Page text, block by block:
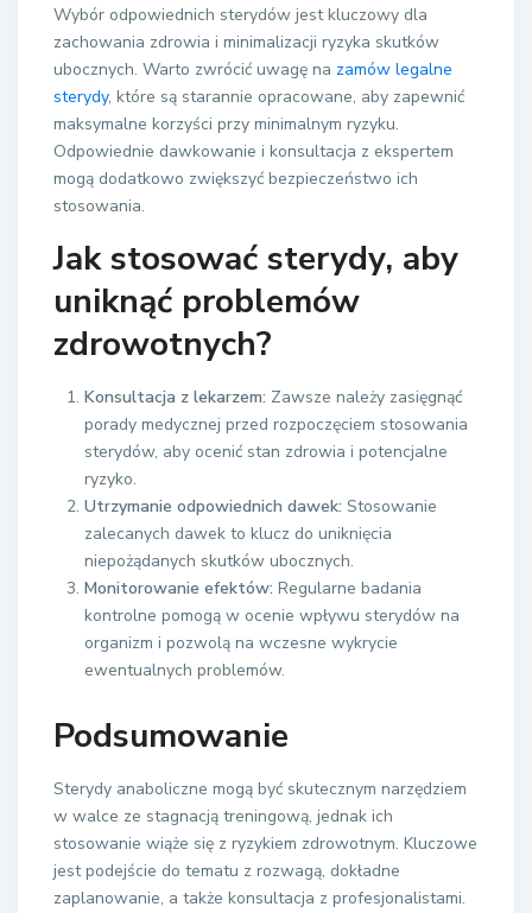
Wybór odpowiednich sterydów jest kluczowy dla
zachowania zdrowia i minimalizacji ryzyka skutków
ubocznych. Warto zwrócić uwagę na zamów legalne
sterydy, które są starannie opracowane, aby zapewnić
maksymalne korzyści przy minimalnym ryzyku.
Odpowiednie dawkowanie i konsultacja z ekspertem
mogą dodatkowo zwiększyć bezpieczeństwo ich
stosowania.
Jak stosować sterydy, aby
uniknąć problemów
zdrowotnych?
Konsultacja z lekarzem: Zawsze należy zasięgnąć
porady medycznej przed rozpoczęciem stosowania
sterydów, aby ocenić stan zdrowia i potencjalne
ryzyko.
Utrzymanie odpowiednich dawek: Stosowanie
zalecanych dawek to klucz do uniknięcia
niepożądanych skutków ubocznych.
Monitorowanie efektów: Regularne badania
kontrolne pomogą w ocenie wpływu sterydów na
organizm i pozwolą na wczesne wykrycie
ewentualnych problemów.
Podsumowanie
Sterydy anaboliczne mogą być skutecznym narzędziem
w walce ze stagnacją treningową, jednak ich
stosowanie wiąże się z ryzykiem zdrowotnym. Kluczowe
jest podejście do tematu z rozwagą, dokładne
zaplanowanie, a także konsultacja z profesjonalistami.